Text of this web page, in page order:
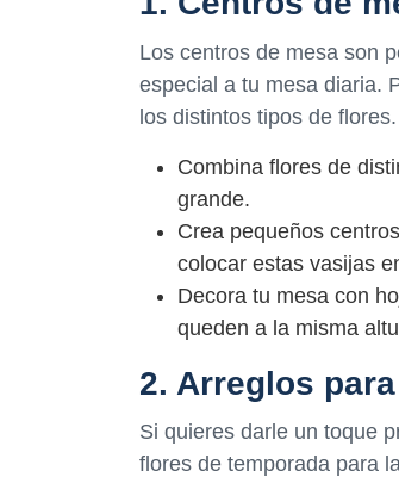
Los centros de mesa son
especial a tu mesa diaria.
los distintos tipos de
Combina flores de
grande.
Crea pequeños
colocar estas vasijas
Decora tu mesa con
queden a la misma
2. Arreglos
Si quieres darle un toque
flores de temporada para